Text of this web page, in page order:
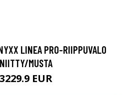
LINEA PRO-RIIPPUVALO
NIITTY/MUSTA
3229.9 EUR